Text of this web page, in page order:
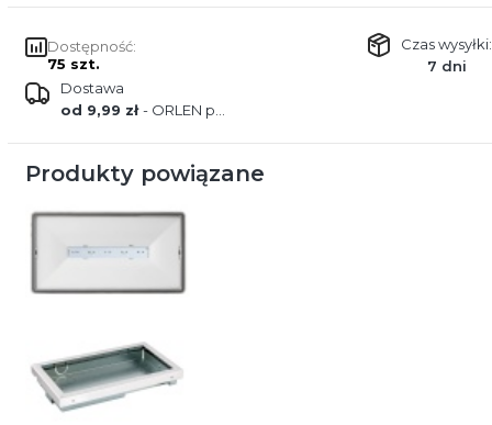
Dostępność:
75 szt.
Czas wysyłki:
7 dni
Dostawa
od 9,99 zł- ORLEN paczka
Produkty powiązane